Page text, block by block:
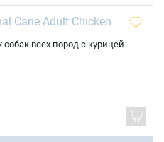
всех пород с курицей